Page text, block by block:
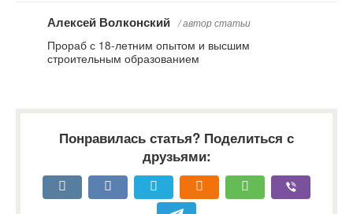
Алексей Волконский / автор статьи
Прораб с 18-летним опытом и высшим
строительным образованием
Понравилась статья? Поделиться с
друзьями: